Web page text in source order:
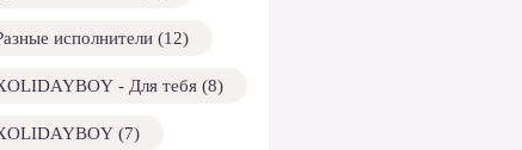
исполнители (12)
- Для тебя (8)
(7)